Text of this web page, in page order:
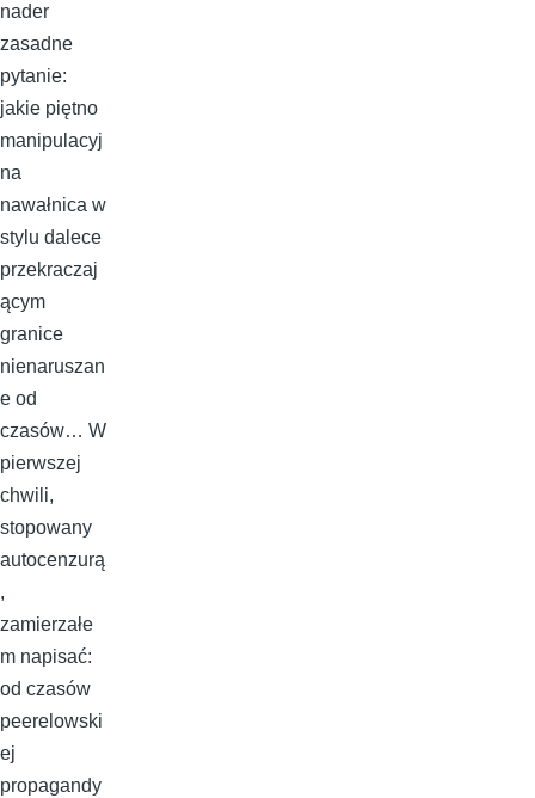
nader
zasadne
pytanie:
jakie piętno
manipulacyj
na
nawałnica w
stylu dalece
przekraczaj
ącym
granice
nienaruszan
e od
czasów… W
pierwszej
chwili,
stopowany
autocenzurą
,
zamierzałe
m napisać:
od czasów
peerelowski
ej
propagandy